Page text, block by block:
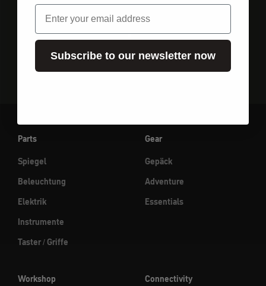
Gehe zu Element 1
Gehe zu Element 2
Gehe zu Element 3
Parts
Spiegel
Beleuchtung
Elektrik
Instrumente
Taster / Griffe
Gear
Gepäck
Adventure
Essentials
Workshop
Connectivity
Email
Subscribe to our newsletter now